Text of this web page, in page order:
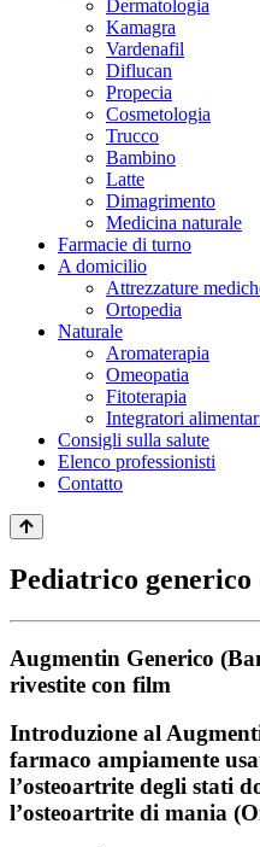
Dermatologia
Kamagra
Vardenafil
Diflucan
Propecia
Cosmetologia
Trucco
Bambino
Latte
Dimagrimento
Medicina naturale
Farmacie di turno
A domicilio
Attrezzature
Ortopedia
Naturale
Aromaterapia
Omeopatia
Fitoterapia
Integratori
Consigli sulla salute
Elenco professionisti
Contatto
Pediatrico generico
Augmentin Generico
rivestite con film
Introduzione al
farmaco ampiamente
l’osteoartrite degli stati
l’osteoartrite di mania